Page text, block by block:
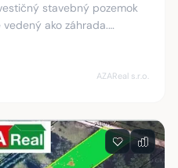
stavebný pozemok
ako záhrada.
je 11 m. Dĺžka 98 a 90
AZAReal s.r.o.